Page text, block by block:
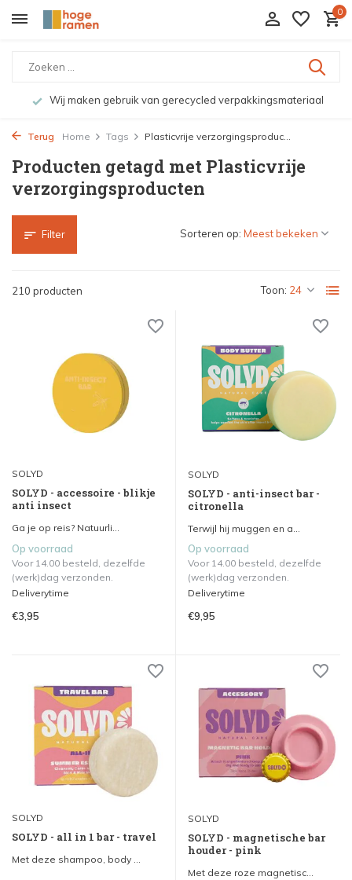
0
Bekijk de producten live in onze winkel in Deventer
Terug Home Tags Plasticvrije verzorgingsproduc...
Producten getagd met Plasticvrije
verzorgingsproducten
Filter
210 producten Toon:
Sorteren op:
SOLYD
SOLYD - accessoire - blikje
anti insect
Ga je op reis? Natuurli...
Op voorraad
Voor 14.00 besteld, dezelfde
(werk)dag verzonden.
Deliverytime
€3,95
SOLYD
SOLYD - anti-insect bar -
citronella
Terwijl hij muggen en a...
Op voorraad
Voor 14.00 besteld, dezelfde
(werk)dag verzonden.
Deliverytime
€9,95
SOLYD
SOLYD - all in 1 bar - travel
Met deze shampoo, body ...
SOLYD
SOLYD - magnetische bar
houder - pink
Met deze roze magnetisc...